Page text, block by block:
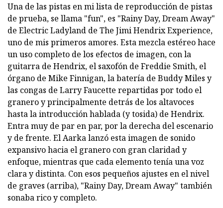
Una de las pistas en mi lista de reproducción de pistas
de prueba, se llama "fun", es "Rainy Day, Dream Away"
de Electric Ladyland de The Jimi Hendrix Experience,
uno de mis primeros amores. Esta mezcla estéreo hace
un uso completo de los efectos de imagen, con la
guitarra de Hendrix, el saxofón de Freddie Smith, el
órgano de Mike Finnigan, la batería de Buddy Miles y
las congas de Larry Faucette repartidas por todo el
granero y principalmente detrás de los altavoces
hasta la introducción hablada (y tosida) de Hendrix.
Entra muy de par en par, por la derecha del escenario
y de frente. El Aarka lanzó esta imagen de sonido
expansivo hacia el granero con gran claridad y
enfoque, mientras que cada elemento tenía una voz
clara y distinta. Con esos pequeños ajustes en el nivel
de graves (arriba), "Rainy Day, Dream Away" también
sonaba rico y completo.